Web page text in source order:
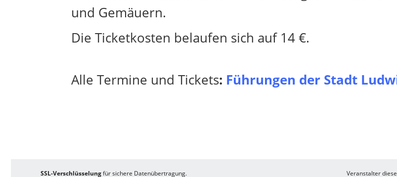
und Gemäuern.
Die Ticketkosten belaufen sich auf 14 €.
Alle Termine und Tickets: Führungen der Stadt
SSL-Verschlüsselungfür sichere Datenübertragung. Veranstalter